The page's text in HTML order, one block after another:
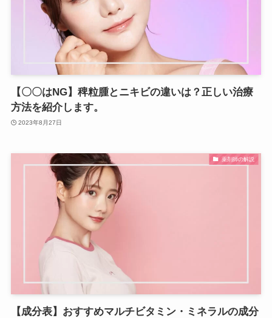
【〇〇はNG】稗粒腫とニキビの違いは？正しい治療
方法を紹介します。
2023年8月27日
薬剤師の解説
【成分表】おすすめマルチビタミン・ミネラルの成分